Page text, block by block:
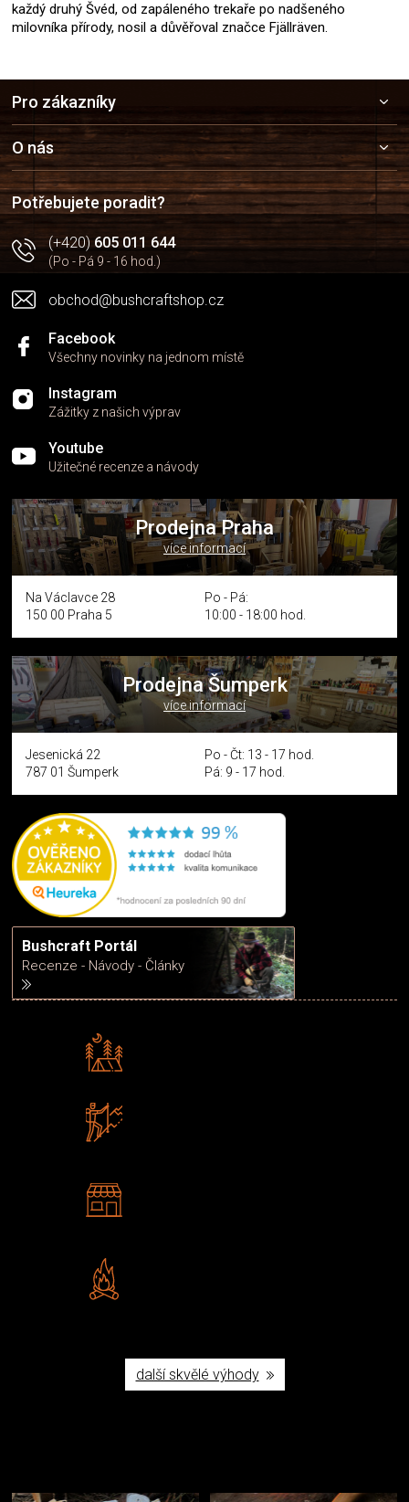
každý druhý Švéd, od zapáleného trekaře po nadšeného
milovníka přírody, nosil a důvěřoval značce Fjällräven.
a
t
í
Pro zákazníky
O nás
Potřebujete poradit?
(+420)605 011 644
(Po - Pá 9 - 16 hod.)
obchod@bushcraftshop.cz
Facebook
Všechny novinky na jednom místě
Instagram
Zážitky z našich výprav
Youtube
Užitečné recenze a návody
Prodejna Praha
více informací
Na Václavce 28
150 00 Praha 5
Po - Pá:
10:00 - 18:00 hod.
Prodejna Šumperk
více informací
Jesenická 22
787 01 Šumperk
Po - Čt: 13 - 17 hod.
Pá: 9 - 17 hod.
Bushcraft Portál
Recenze - Návody - Články
další skvělé výhody